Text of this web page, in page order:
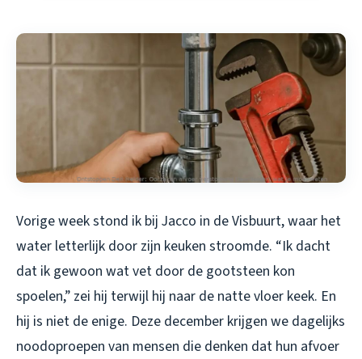
Vorige week stond ik bij Jacco in de Visbuurt, waar het
water letterlijk door zijn keuken stroomde. “Ik dacht
dat ik gewoon wat vet door de gootsteen kon
spoelen,” zei hij terwijl hij naar de natte vloer keek. En
hij is niet de enige. Deze december krijgen we dagelijks
noodoproepen van mensen die denken dat hun afvoer